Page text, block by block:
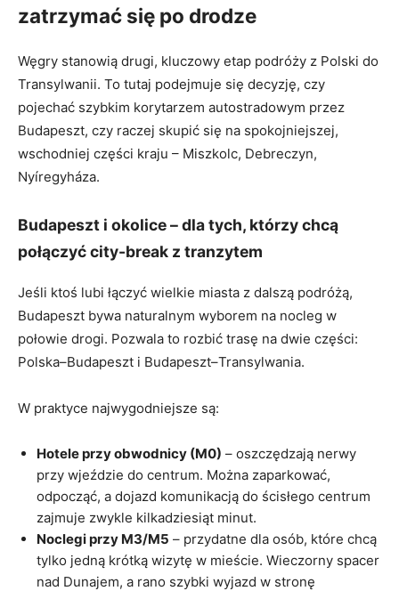
zatrzymać się po drodze
Węgry stanowią drugi, kluczowy etap podróży z Polski do
Transylwanii. To tutaj podejmuje się decyzję, czy
pojechać szybkim korytarzem autostradowym przez
Budapeszt, czy raczej skupić się na spokojniejszej,
wschodniej części kraju – Miszkolc, Debreczyn,
Nyíregyháza.
Budapeszt i okolice – dla tych, którzy chcą
połączyć city-break z tranzytem
Jeśli ktoś lubi łączyć wielkie miasta z dalszą podróżą,
Budapeszt bywa naturalnym wyborem na nocleg w
połowie drogi. Pozwala to rozbić trasę na dwie części:
Polska–Budapeszt i Budapeszt–Transylwania.
W praktyce najwygodniejsze są:
Hotele przy obwodnicy (M0) – oszczędzają nerwy
przy wjeździe do centrum. Można zaparkować,
odpocząć, a dojazd komunikacją do ścisłego centrum
zajmuje zwykle kilkadziesiąt minut.
Noclegi przy M3/M5 – przydatne dla osób, które chcą
tylko jedną krótką wizytę w mieście. Wieczorny spacer
nad Dunajem, a rano szybki wyjazd w stronę